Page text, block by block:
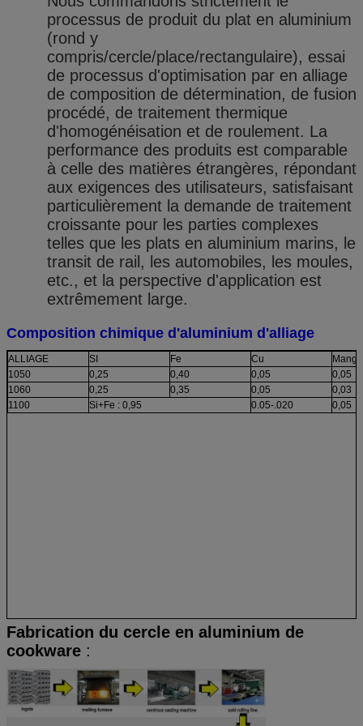
processus de produit du plat en aluminium
(rond y
compris/cercle/place/rectangulaire), essai
de processus d'optimisation par en alliage
de composition de détermination, de fusion
procédé, de traitement thermique
d'homogénéisation et de roulement. La
performance des produits est comparable
à celle des matières étrangères, répondant
aux exigences des utilisateurs, satisfaisant
particulièrement la demande de traitement
croissante pour les parties complexes
telles que les plats en aluminium marins, le
transit de rail, les automobiles, les moules,
etc., et la perspective d'application est
extrêmement large.
Composition chimique d'aluminium d'alliage
ALLIAGE SI Fe Cu
1050
0,25 0,40 0,05
0,05
1060
0,25 0,35 0,05
0,03
1100
Si+Fe : 0,95 0.05-.020 0,05
Fabrication du cercle en aluminium de
cookware :